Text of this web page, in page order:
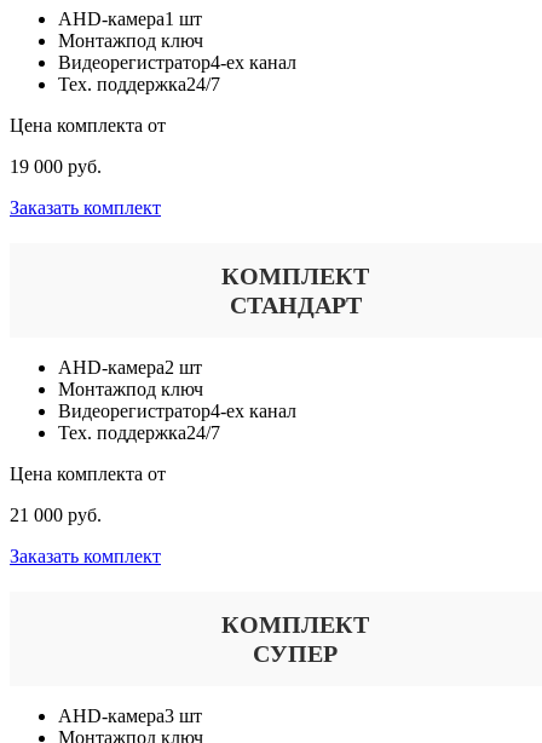
AHD-камера1 шт
Монтажпод ключ
Видеорегистратор4-ех канал
Тех. поддержка24/7
Цена комплекта от
19 000 руб.
Заказать комплект
КОМПЛЕКТ
СТАНДАРТ
AHD-камера2 шт
Монтажпод ключ
Видеорегистратор4-ех канал
Тех. поддержка24/7
Цена комплекта от
21 000 руб.
Заказать комплект
КОМПЛЕКТ
СУПЕР
AHD-камера3 шт
Монтажпод ключ